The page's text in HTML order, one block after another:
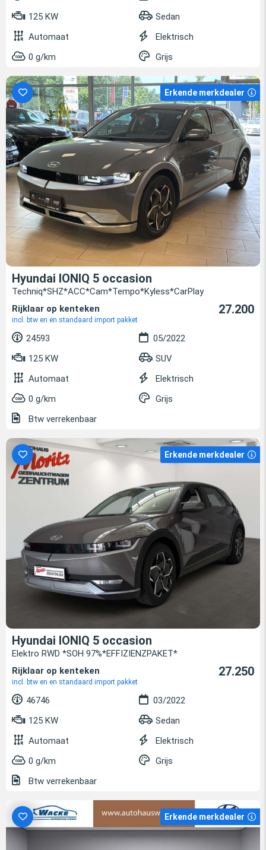
125 KW
Sedan
Automaat
Elektrisch
0 g/km
Grijs
Erkende merkdealer
Hyundai IONIQ 5 occasion
Techniq*SHZ*ACC*Cam*Tempo*Kyless*CarPlay
Rijklaar op kenteken
incl. btw en en standaard import pakket
27.200
24593
05/2022
125 KW
SUV
Automaat
Elektrisch
0 g/km
Grijs
Btw verrekenbaar
Erkende merkdealer
Hyundai IONIQ 5 occasion
Elektro RWD *SOH 97%*EFFIZIENZPAKET*
Rijklaar op kenteken
incl. btw en en standaard import pakket
27.250
46746
03/2022
125 KW
Sedan
Automaat
Elektrisch
0 g/km
Grijs
Btw verrekenbaar
Erkende merkdealer